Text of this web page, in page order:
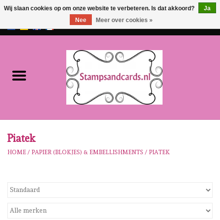
EUR/GBP
NIEUW!!
Onze Merken
Piatek
HOME / PAPIER (BLOKJES) & EMBELLISHMENTS / PIATEK
Wij slaan cookies op om onze website te verbeteren. Is dat akkoord?
Ja
Nee
Meer over cookies »